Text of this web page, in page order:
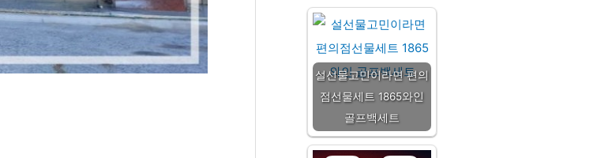
설선물고민이라면 편의
점선물세트 1865와인
골프백세트